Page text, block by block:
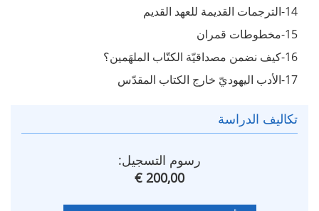
14-الترجمات القديمة للعهد القديم
15-مخطوطات قمران
16-كيف نضمن مصداقيّة الكتّاب الملهَمين؟
17-الأدب اليهوديّ خارج الكتاب المقدّس
تكاليف الدراسة
رسوم التسجيل:
200,00 €